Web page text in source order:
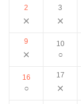
2
×
3
×
9
×
10
○
16
○
17
×